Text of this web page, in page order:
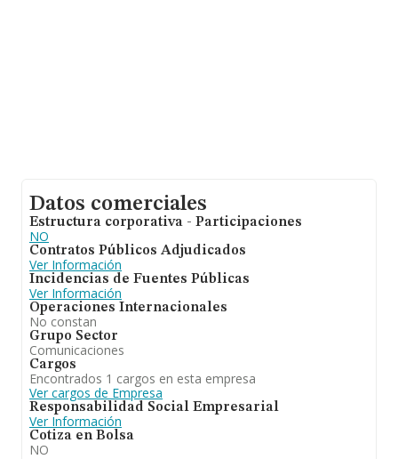
Datos comerciales
Estructura corporativa - Participaciones
NO
Contratos Públicos Adjudicados
Ver Información
Incidencias de Fuentes Públicas
Ver Información
Operaciones Internacionales
No constan
Grupo Sector
Comunicaciones
Cargos
Encontrados 1 cargos en esta empresa
Ver cargos de Empresa
Responsabilidad Social Empresarial
Ver Información
Cotiza en Bolsa
NO